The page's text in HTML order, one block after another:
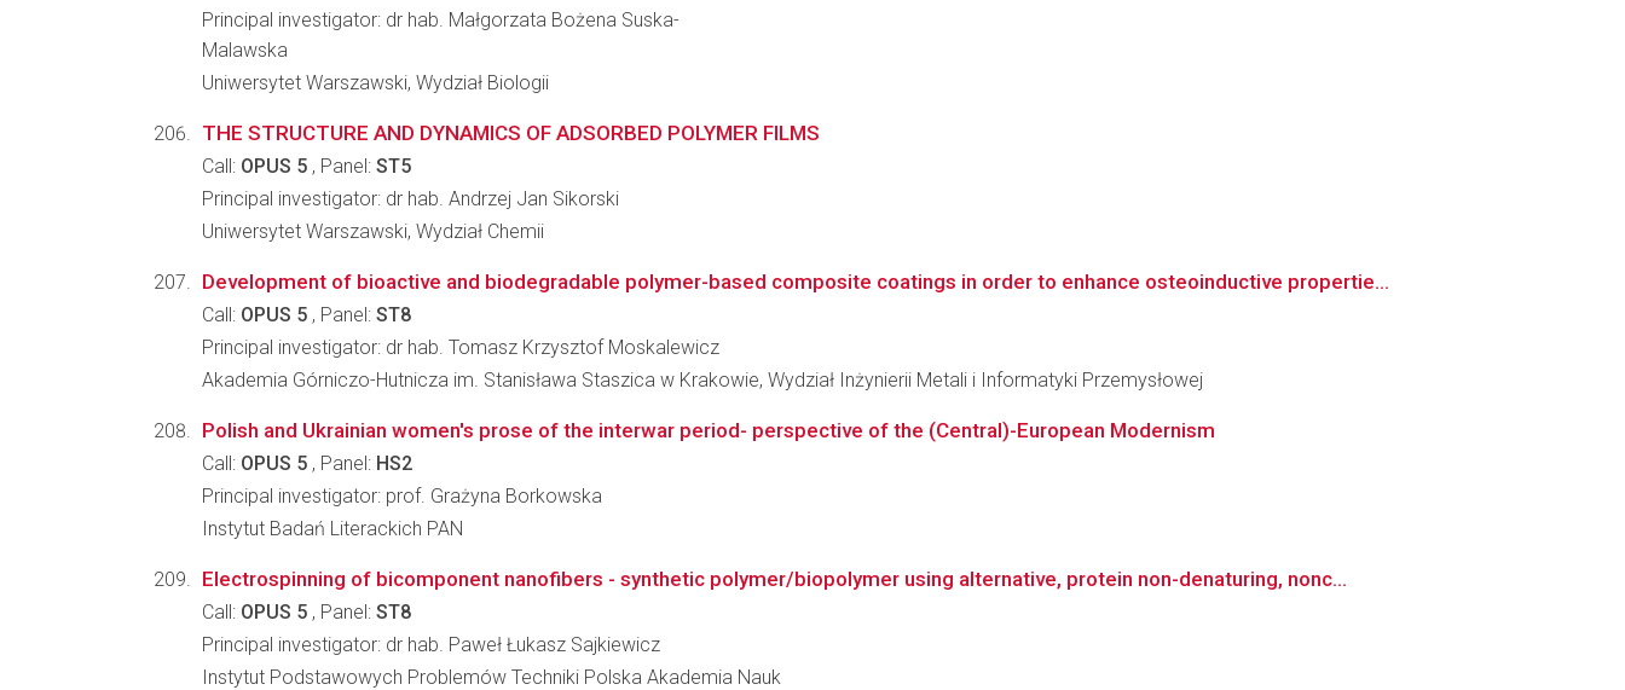
Principal investigator: dr hab. Małgorzata Bożena Suska-
Malawska
Uniwersytet Warszawski, Wydział Biologii
THE STRUCTURE AND DYNAMICS OF ADSORBED POLYMER FILMS
Call: OPUS 5 , Panel: ST5
Principal investigator: dr hab. Andrzej Jan Sikorski
Uniwersytet Warszawski, Wydział Chemii
Development of bioactive and biodegradable polymer-based composite coatings in order to enhance osteoinductive propertie...
Call: OPUS 5 , Panel: ST8
Principal investigator: dr hab. Tomasz Krzysztof Moskalewicz
Akademia Górniczo-Hutnicza im. Stanisława Staszica w Krakowie, Wydział Inżynierii Metali i Informatyki Przemysłowej
Polish and Ukrainian women's prose of the interwar period- perspective of the (Central)-European Modernism
Call: OPUS 5 , Panel: HS2
Principal investigator: prof. Grażyna Borkowska
Instytut Badań Literackich PAN
Electrospinning of bicomponent nanofibers - synthetic polymer/biopolymer using alternative, protein non-denaturing, nonc...
Call: OPUS 5 , Panel: ST8
Principal investigator: dr hab. Paweł Łukasz Sajkiewicz
Instytut Podstawowych Problemów Techniki Polska Akademia Nauk